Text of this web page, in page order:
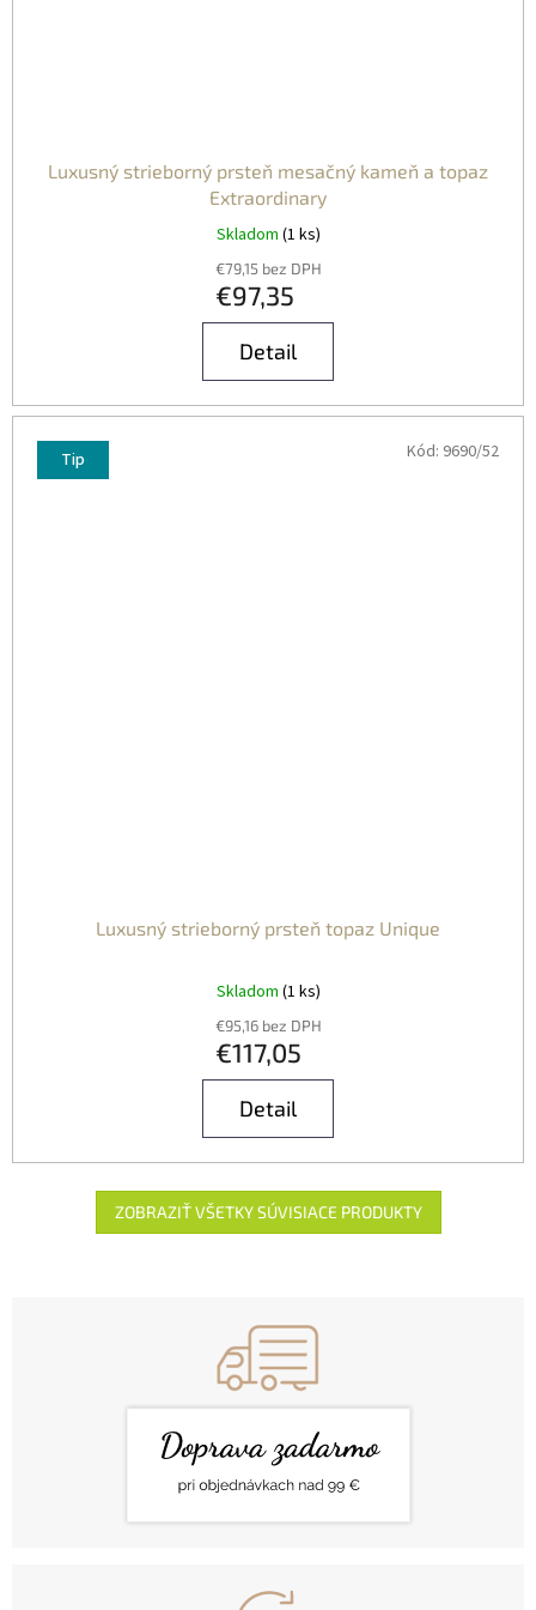
Luxusný strieborný prsteň mesačný kameň a topaz
Extraordinary
Skladom (1 ks)
€79,15 bez DPH
€97,35
Detail
Tip
Luxusný strieborný prsteň topaz Unique
Skladom (1 ks)
€95,16 bez DPH
€117,05
Detail
Kód: 9690/52
ZOBRAZIŤ VŠETKY SÚVISIACE PRODUKTY